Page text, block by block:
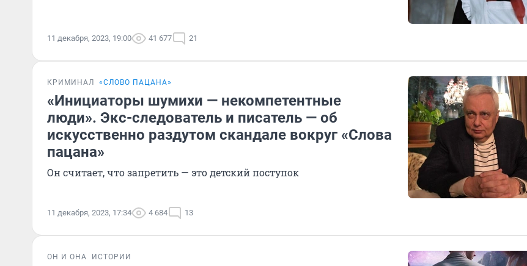
11 декабря, 2023, 19:00 41 677 21
КРИМИНАЛ «СЛОВО ПАЦАНА»
«Инициаторы шумихи — некомпетентные
люди». Экс-следователь и писатель — об
искусственно раздутом скандале вокруг «Слова
пацана»
Он считает, что запретить — это детский поступок
11 декабря, 2023, 17:34 4 684 13
ОН И ОНА ИСТОРИИ